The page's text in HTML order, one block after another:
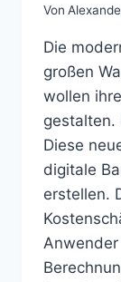
Von
Die
großen
wollen
gestalten.
Diese
digitale
erstellen.